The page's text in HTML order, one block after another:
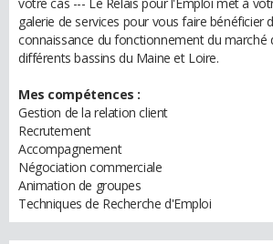
galerie de services pour vous faire bénéficier
connaissance du fonctionnement du marché
différents bassins du Maine et Loire.
Mes compétences :
Gestion de la relation client
Recrutement
Accompagnement
Négociation commerciale
Animation de groupes
Techniques de Recherche d'Emploi